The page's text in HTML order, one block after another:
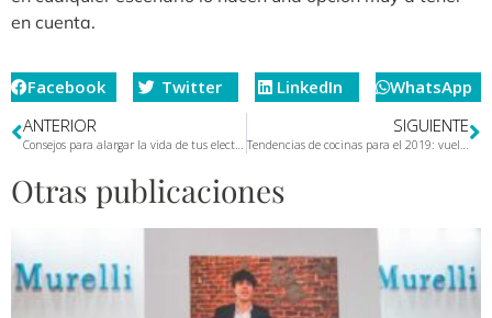
en cuenta.
Facebook Twitter LinkedIn
WhatsApp
ANTERIOR
SIGUIENTE
Otras publicaciones